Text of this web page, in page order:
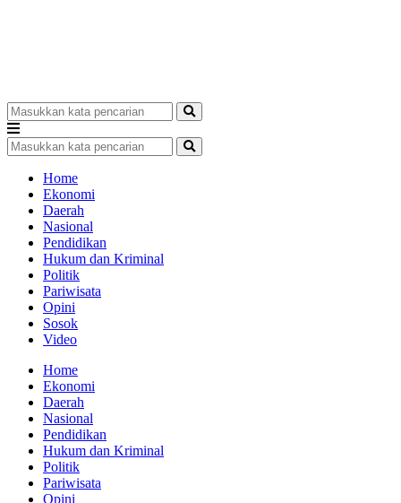
Home
Ekonomi
Daerah
Nasional
Pendidikan
Hukum dan Kriminal
Politik
Pariwisata
Opini
Sosok
Video
Home
Ekonomi
Daerah
Nasional
Pendidikan
Hukum dan Kriminal
Politik
Pariwisata
Opini